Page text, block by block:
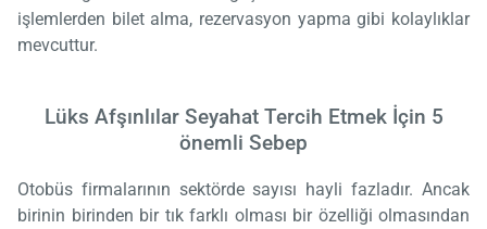
işlemlerden bilet alma, rezervasyon yapma gibi kolaylıklar
mevcuttur.
Lüks Afşınlılar Seyahat Tercih Etmek İçin 5
önemli Sebep
Otobüs firmalarının sektörde sayısı hayli fazladır. Ancak
birinin birinden bir tık farklı olması bir özelliği olmasından